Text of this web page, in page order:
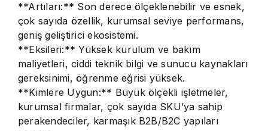
**Artıları:** Son derece ölçeklenebilir ve esnek,
çok sayıda özellik, kurumsal seviye performans,
geniş geliştirici ekosistemi.
**Eksileri:** Yüksek kurulum ve bakım
maliyetleri, ciddi teknik bilgi ve sunucu kaynakları
gereksinimi, öğrenme eğrisi yüksek.
**Kimlere Uygun:** Büyük ölçekli işletmeler,
kurumsal firmalar, çok sayıda SKU’ya sahip
perakendeciler, karmaşık B2B/B2C yapıları